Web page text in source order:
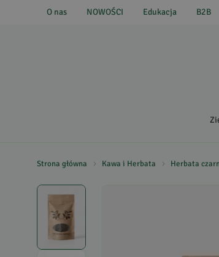
O nas NOWOŚCI Edukacja B2B
Strona główna Kawa i Herbata Herbata